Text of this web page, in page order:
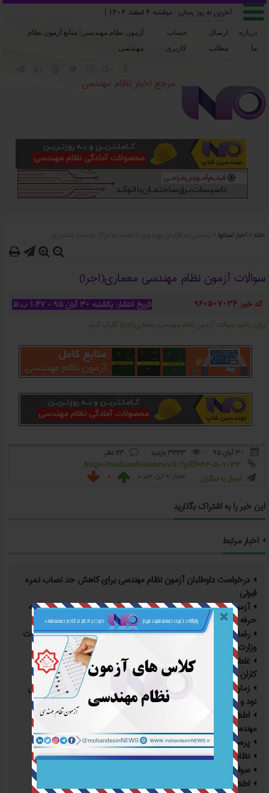
 آخرین به روز رسانی : دوشنبه ۴ اسفند ۱۴۰۴ |
درباره
ما
ارسال
مطلب
حساب
کاربری
آزمون نظام مهندسی | منابع آزمون نظام
مهندسی
مرجع اخبار نظام مهندسی
خانه »اخبار استانها
   
سوالات آزمون نظام مهندسی معماري(اجرا)
کد خبر: 960507034 تاریخ انتشار: یکشنبه ۳۰ آبان ۹۵ - ۱:۴۷ ب.ظ
برای دانلود سوالات آزمون نظام مهندسی معماري(اجرا) کلیک کنید.
 ۳۰ آبان ۹۵  3363 بازدید  23 نظر

https://mohandesinnews.ir/?pID=960507034
 ارسال به دیگران امتیاز به این خبر: 0

0

این خبر را به اشتراک بگذارید
اخبار مرتبط
درخواست داوطلبان آزمون نظام مهندسی برای کاهش حد نصاب نمره
قبولی
آزمون نظام مهندسی ساختمان یا همان آزمون اخذ صلاحیت ورود به
حرفه مهندسان ساختمان پایه ۳
رضایت هشتاد درصد معترضان آزمون نظام مهندسی نسبت به اقدامات
وزارت راه
غلط بودن پرسش های آزمون نظام مهندسی برای تمامی دست اندر
کاران علمی
زمان برگزاری آزمون نظام مهندسی در تاریخ سوم و چهارم مهرماه سال
نود و نه
اطلاعیه زمان‌بندی مراجعه پذیرفته شدگان در آزمون ورود به حرفه
مهندسان مهرماه سال نود و هشت
پرسش و پاسخ آزمون نظام مهندسی
نظام مهندسی ایران
سوالات خود را از مسئول برگزاری آزمون نظام مهندسی بپرسید
اطلاعات کاربردی آزمون نظام مهندسی